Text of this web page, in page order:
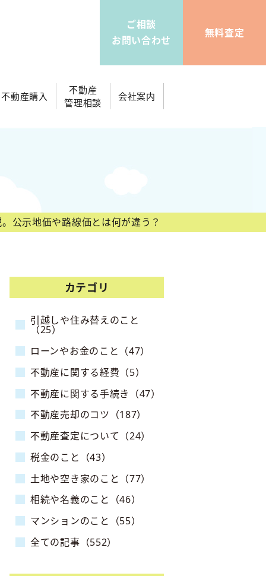
ご相談
お問い合わせ
無料査定
不動産購入
不動産
管理相談
会社案内
公示地価や路線価とは何が違う？
カテゴリ
引越しや住み替えのこと
（25）
ローンやお金のこと（47）
不動産に関する経費（5）
不動産に関する手続き（47）
不動産売却のコツ（187）
不動産査定について（24）
税金のこと（43）
土地や空き家のこと（77）
相続や名義のこと（46）
マンションのこと（55）
全ての記事（552）